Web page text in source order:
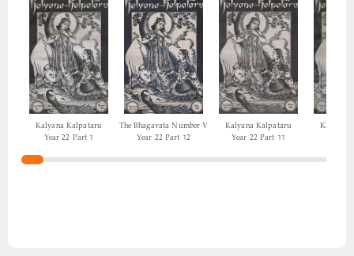
Kalyana Kalpataru
Year 22 Part 1
The Bhagavata Number V
Year 22 Part 12
Kalyana Kalpataru
Year 22 Part 11
Kalyana